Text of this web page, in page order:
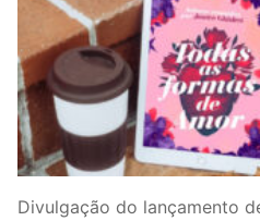
Divulgação do lançamento